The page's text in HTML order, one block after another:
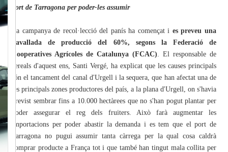
port de Tarragona per poder-les assumir
La campanya de recol·lecció del panís ha començat i es preveu una
davallada de producció del 60%, segons la Federació de
Cooperatives Agrícoles de Catalunya (FCAC) . El responsable de
cereals d'aquest ens, Santi Vergé, ha explicat que les causes principals
són el tancament del canal d'Urgell i la sequera, que han afectat una de
les principals zones productores del país, a la plana d'Urgell, on s'havia
previst sembrar fins a 10.000 hectàrees que no s'han pogut plantar per
poder assegurar el reg dels fruiters. Això farà augmentar les
importacions per poder abastir la demanda i es tem que el port de
Tarragona no pugui assumir tanta càrrega per la qual cosa caldrà
comprar producte a França tot i que també han tingut mala collita per